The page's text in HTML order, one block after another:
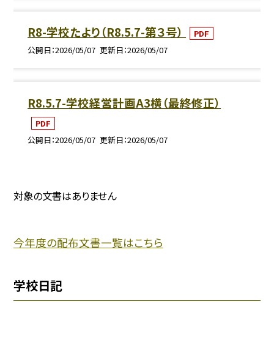
R8-学校たより（R8.5.7-第３号）
PDF
公開日 2026/05/07 更新日 2026/05/07
R8.5.7-学校経営計画A3横（最終修正）
PDF
公開日 2026/05/07 更新日 2026/05/07
対象の文書はありません
今年度の配布文書一覧はこちら
学校日記